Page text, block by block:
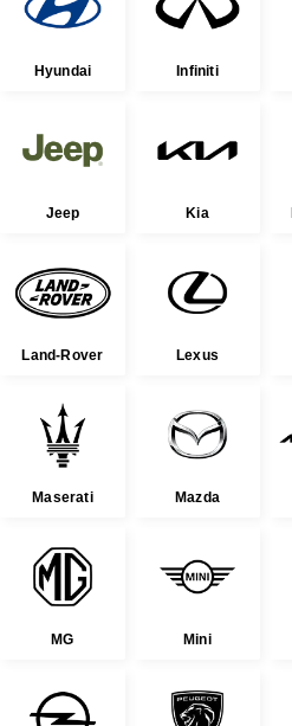
Hyundai Infiniti
Jeep Kia
Land-Rover Lexus
Maserati Mazda
MG Mini